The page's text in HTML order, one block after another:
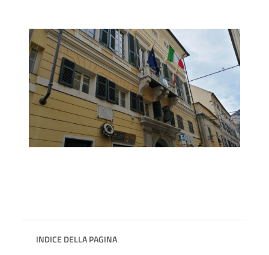
INDICE DELLA PAGINA